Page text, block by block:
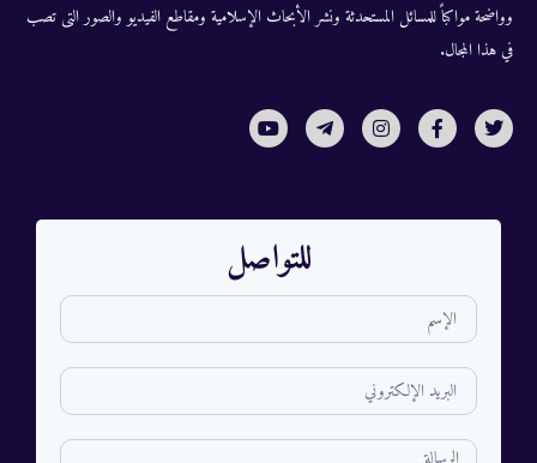
وواضحة مواكباً للمسائل المستحدثة ونشر الأبحاث الإسلامية ومقاطع الفيديو والصور التى تصب
في هذا المجال.
للتواصل